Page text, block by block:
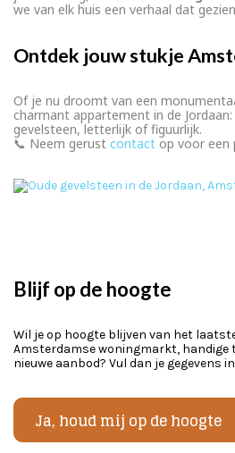
we van elk huis een verhaal dat
Ontdek jouw stukje
Of je nu droomt van een
charmant appartement in de
gevelsteen, letterlijk of figuurlijk.
📞 Neem gerust contact op voor een
Blijf op de hoogte
Wil je op hoogte blijven van het
Amsterdamse woningmarkt, handige
nieuwe aanbod? Vul dan je gegevens
Ja, houd mij op de hoogte